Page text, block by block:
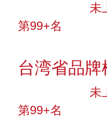
未
第99+名
台湾省品牌
未
第99+名